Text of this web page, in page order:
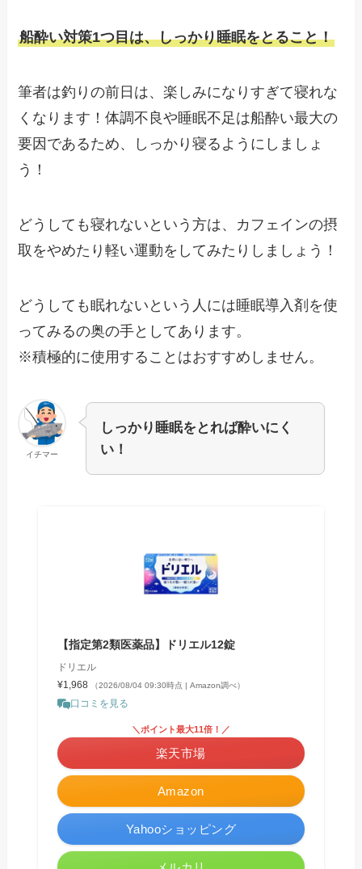
船酔い対策1つ目は、しっかり睡眠をとること！
筆者は釣りの前日は、楽しみになりすぎて寝れな
くなります！体調不良や睡眠不足は船酔い最大の
要因であるため、しっかり寝るようにしましょ
う！
どうしても寝れないという方は、カフェインの摂
取をやめたり軽い運動をしてみたりしましょう！
どうしても眠れないという人には睡眠導入剤を使
ってみるの奥の手としてあります。
※積極的に使用することはおすすめしません。
イチマー
しっかり睡眠をとれば酔いにく
い！
【指定第2類医薬品】ドリエル12錠
ドリエル
¥1,968
（2026/08/04 09:30時点 | Amazon調べ）
口コミを見る
Amazon
＼ポイント最大11倍！／
楽天市場
Yahooショッピング